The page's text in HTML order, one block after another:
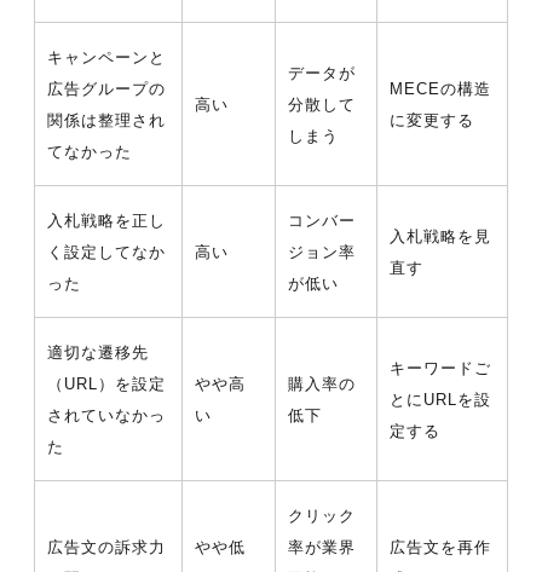
キャンペーンと
広告グループの
関係は整理され
てなかった
高い
データが
分散して
しまう
MECEの構造
に変更する
入札戦略を正し
く設定してなか
った
高い
コンバー
ジョン率
が低い
入札戦略を見
直す
適切な遷移先
（URL）を設定
されていなかっ
た
やや高
い
購入率の
低下
キーワードご
とにURLを設
定する
広告文の訴求力
やや低
クリック
率が業界
広告文を再作